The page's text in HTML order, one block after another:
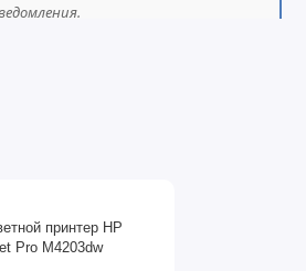
принтер HP
Pro M4203dw